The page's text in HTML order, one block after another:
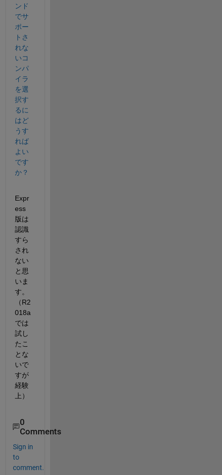
ンド
でサ
ポー
トさ​
れな
いコ
ンパ
イラ
を選​
択す
るに
はど
うす
れば​
よい
です
か？
Expr
ess
版は
認識
すら
され
ない
と思
いま
す。
（R2
018a
では
試し
たこ
とな
いで
すが
経験
上）
0
Comments
Sign in
to
comment.